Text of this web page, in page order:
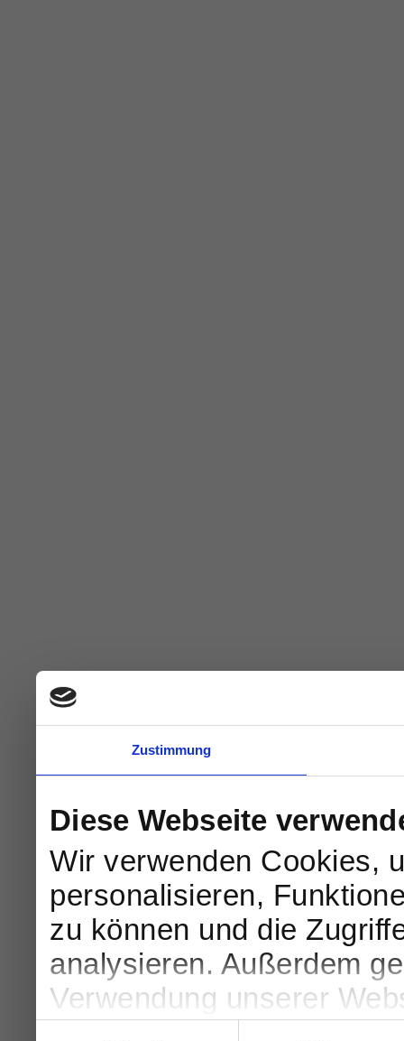
Zustimmung
Diese Webseite
Wir verwenden Cookies,
personalisieren,
zu können und die
analysieren. Außerdem
Verwendung unserer